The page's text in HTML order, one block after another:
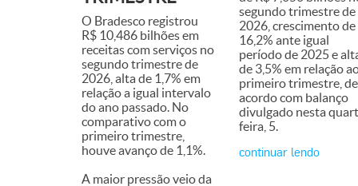
O Bradesco registrou
R$ 10,486 bilhões em
receitas com serviços no
segundo trimestre de
2026, alta de 1,7% em
relação a igual intervalo
do ano passado. No
comparativo com o
primeiro trimestre,
houve avanço de 1,1%.
A maior pressão veio da
segundo trimestre de
2026, crescimento de
16,2% ante igual
período de 2025 e
de 3,5% em relação
primeiro trimestre, de
acordo com balanço
divulgado nesta
feira, 5.
continuar lendo